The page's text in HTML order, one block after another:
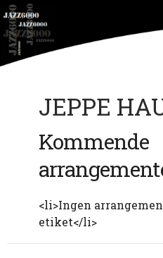
Hop
indhold
JEPPE
Kommende
<li>Ingen
etiket</li>